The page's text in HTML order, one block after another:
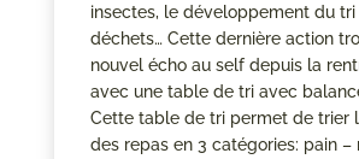
insectes, le développement du tri
déchets… Cette dernière action
nouvel écho au self depuis la
avec une table de tri avec
Cette table de tri permet de trier
des repas en 3 catégories: pain –